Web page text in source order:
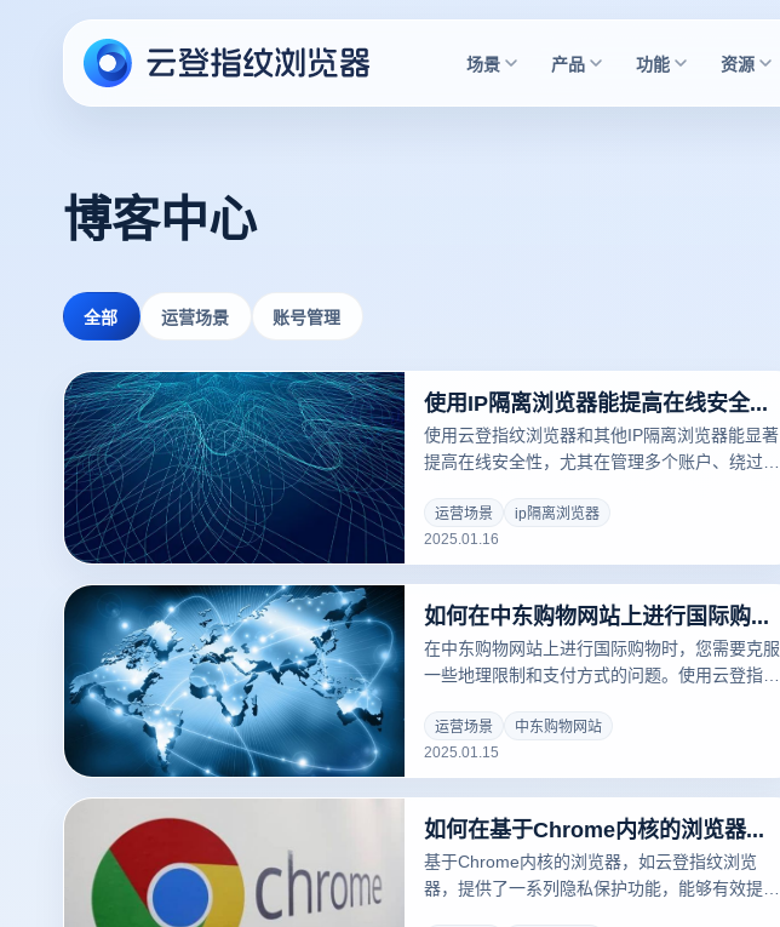
场景 产品 功能 资源
博客中心
全部 运营场景 账号管理
使用IP隔离浏览器能提高在线安全性吗？
使用云登指纹浏览器和其他IP隔离浏览器能显著
提高在线安全性，尤其在管理多个账户、绕过地
纹浏览器通过独立管理IP地址、浏览器指纹和设
备信息，提升了用户的在线安全性。以下是使用
IP隔离浏览器提升在线安全性的几个关键方面：
运营场景
ip隔离浏览器
2025.01.16
如何在中东购物网站上进行国际购物？
在中东购物网站上进行国际购物时，您需要克服
一些地理限制和支付方式的问题。使用云登指纹
过程更加顺畅。以下是一些在中东购物网站进行
国际购物的步骤：
运营场景
中东购物网站
2025.01.15
如何在基于Chrome内核的浏览器中提高隐私保护？
基于Chrome内核的浏览器，如云登指纹浏览
器，提供了一系列隐私保护功能，能够有效提升